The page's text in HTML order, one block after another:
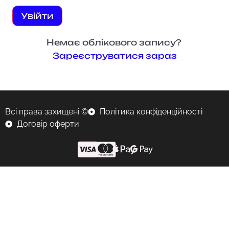
Увійти
Немає облікового запису?
Зареєструватися зараз
Всі права захищені ©
Політика конфіденційності
Договір оферти